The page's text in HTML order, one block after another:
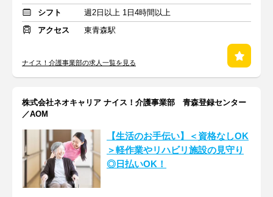
シフト
週2日以上 1日4時間以上
アクセス
東青森駅
ナイス！介護事業部の求人一覧を見る
株式会社ネオキャリア ナイス！介護事業部 青森登録センター
／AOM
【生活のお手伝い】＜資格なしOK
＞軽作業やリハビリ施設の見守り
◎日払いOK！